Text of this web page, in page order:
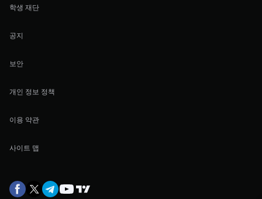
학생 재단
공지
보안
개인 정보 정책
이용 약관
사이트 맵